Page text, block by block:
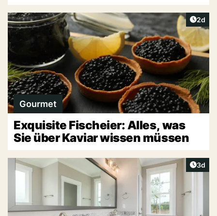
2d
Gourmet
Exquisite Fischeier: Alles, was
Sie über Kaviar wissen müssen
3d